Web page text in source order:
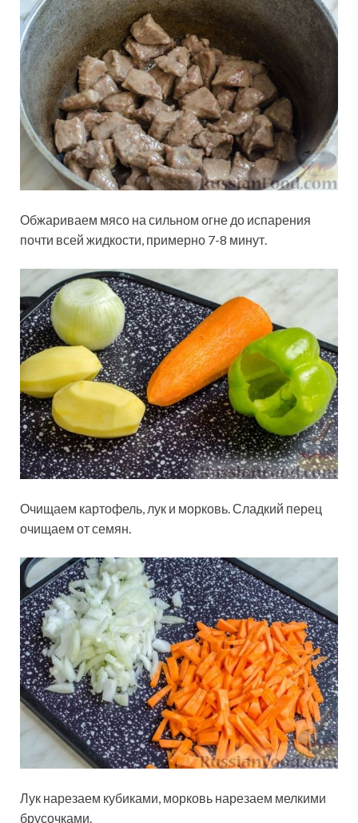
Обжариваем мясо на сильном огне до испарения
почти всей жидкости, примерно 7-8 минут.
Очищаем картофель, лук и морковь. Сладкий перец
очищаем от семян.
Лук нарезаем кубиками, морковь нарезаем мелкими
брусочками.